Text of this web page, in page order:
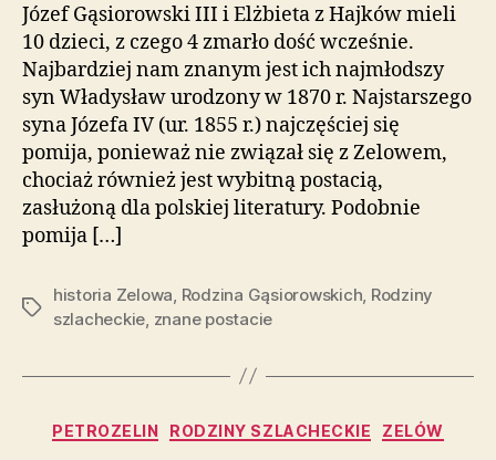
Józef Gąsiorowski III i Elżbieta z Hajków mieli
10 dzieci, z czego 4 zmarło dość wcześnie.
Najbardziej nam znanym jest ich najmłodszy
syn Władysław urodzony w 1870 r. Najstarszego
syna Józefa IV (ur. 1855 r.) najczęściej się
pomija, ponieważ nie związał się z Zelowem,
chociaż również jest wybitną postacią,
zasłużoną dla polskiej literatury. Podobnie
pomija […]
Tagi
historia Zelowa Rodzina Gąsiorowskich Rodziny
szlacheckie znane postacie
Kategorie
PETROZELIN RODZINY SZLACHECKIE ZELÓW